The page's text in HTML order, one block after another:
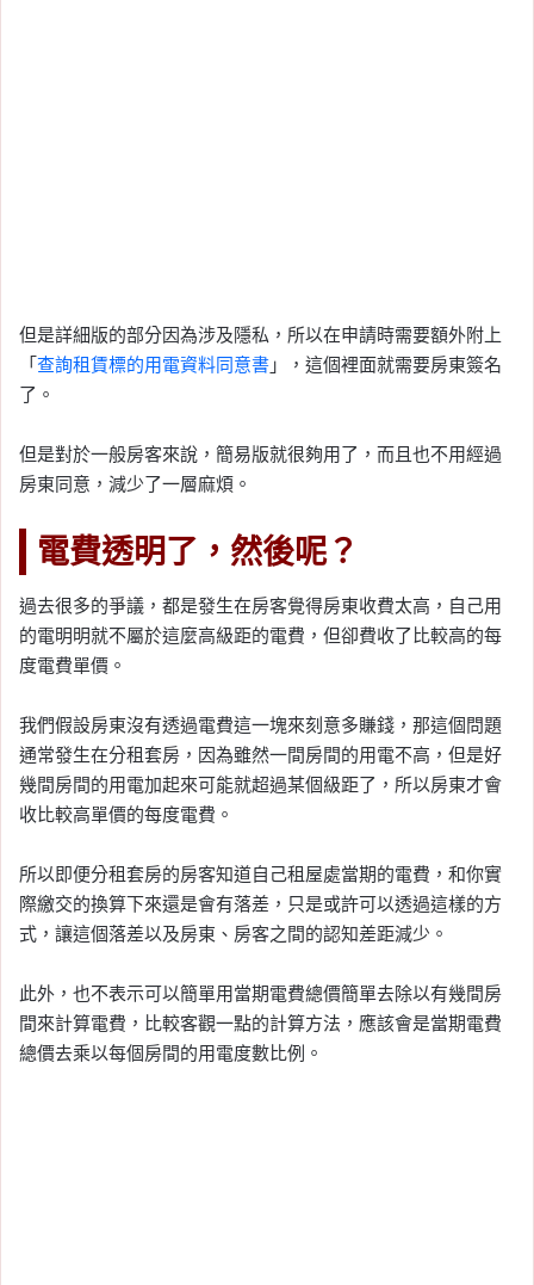
但是詳細版的部分因為涉及隱私，所以在申請時需要額外附上
「查詢租賃標的用電資料同意書 」，這個裡面就需要房東簽名
了。
但是對於一般房客來說，簡易版就很夠用了，而且也不用經過
房東同意，減少了一層麻煩。
電費透明了，然後呢？
過去很多的爭議，都是發生在房客覺得房東收費太高，自己用
的電明明就不屬於這麼高級距的電費，但卻費收了比較高的每
度電費單價。
我們假設房東沒有透過電費這一塊來刻意多賺錢，那這個問題
通常發生在分租套房，因為雖然一間房間的用電不高，但是好
幾間房間的用電加起來可能就超過某個級距了，所以房東才會
收比較高單價的每度電費。
所以即便分租套房的房客知道自己租屋處當期的電費，和你實
際繳交的換算下來還是會有落差，只是或許可以透過這樣的方
式，讓這個落差以及房東、房客之間的認知差距減少。
此外，也不表示可以簡單用當期電費總價簡單去除以有幾間房
間來計算電費，比較客觀一點的計算方法，應該會是當期電費
總價去乘以每個房間的用電度數比例。